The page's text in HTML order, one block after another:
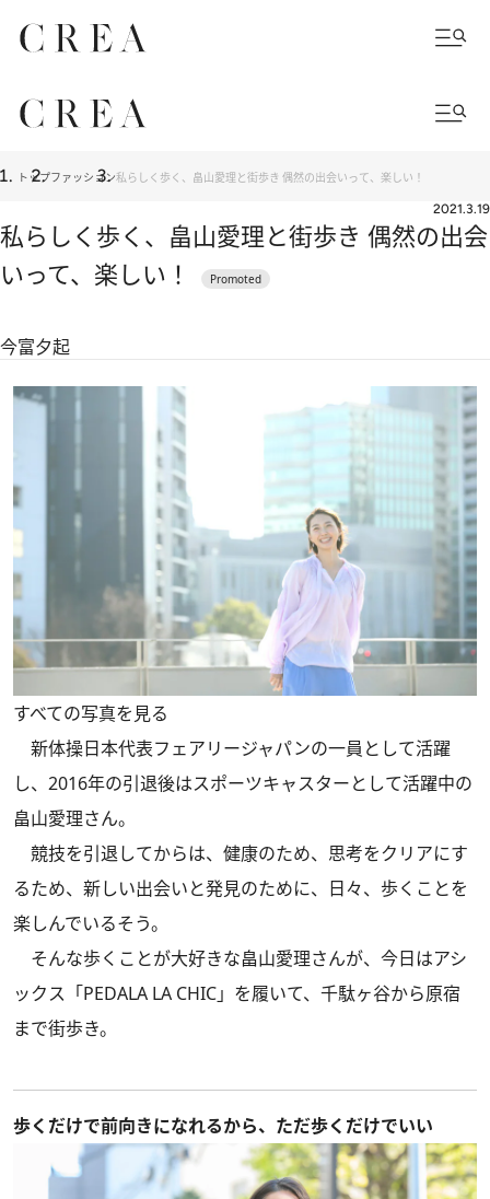
トップファッション私らしく歩く、畠山愛理と街歩き 偶然の出会いって、楽しい！
2021.3.19
私らしく歩く、畠山愛理と街歩き 偶然の出会
いって、楽しい！
今富夕起
すべての写真を見る
新体操日本代表フェアリージャパンの一員として活躍
し、2016年の引退後はスポーツキャスターとして活躍中の
畠山愛理さん。
競技を引退してからは、健康のため、思考をクリアにす
るため、新しい出会いと発見のために、日々、歩くことを
楽しんでいるそう。
そんな歩くことが大好きな畠山愛理さんが、今日はアシ
ックス「PEDALA LA CHIC」を履いて、千駄ヶ谷から原宿
まで街歩き。
歩くだけで前向きになれるから、ただ歩くだけでいい